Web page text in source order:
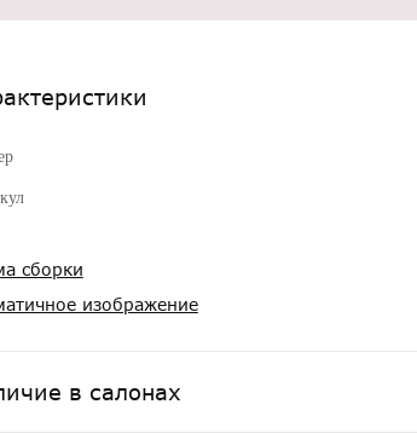
сборки
изображение
в салонах